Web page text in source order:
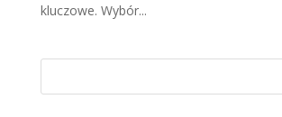
kluczowe. Wybór...